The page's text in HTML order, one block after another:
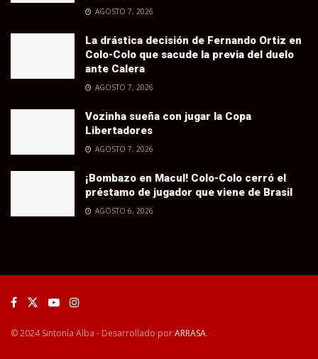
AGOSTO 7, 2026
La drástica decisión de Fernando Ortiz en
Colo-Colo que sacude la previa del duelo
ante Calera
AGOSTO 7, 2026
Vozinha sueña con jugar la Copa
Libertadores
AGOSTO 7, 2026
¡Bombazo en Macul! Colo-Colo cerró el
préstamo de jugador que viene de Brasil
AGOSTO 6, 2026
© 2024 Sintonía Alba - Desarrollado porARRASA.